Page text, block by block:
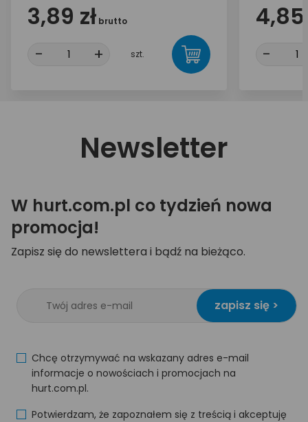
3,89 zł brutto
- + szt.
4,85
-
Newsletter
W hurt.com.pl co tydzień nowa
promocja!
Zapisz się do newslettera i bądź na bieżąco.
zapisz się >
Chcę otrzymywać na wskazany adres e-mail
informacje o nowościach i promocjach na
hurt.com.pl.
Potwierdzam, że zapoznałem się z treścią i akceptuję